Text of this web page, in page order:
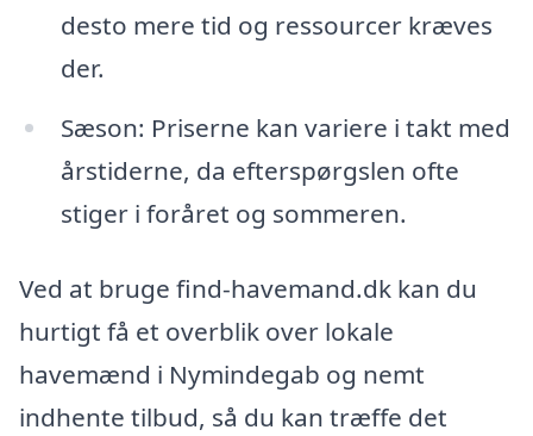
desto mere tid og ressourcer kræves
der.
Sæson: Priserne kan variere i takt med
årstiderne, da efterspørgslen ofte
stiger i foråret og sommeren.
Ved at bruge find-havemand.dk kan du
hurtigt få et overblik over lokale
havemænd i Nymindegab og nemt
indhente tilbud, så du kan træffe det